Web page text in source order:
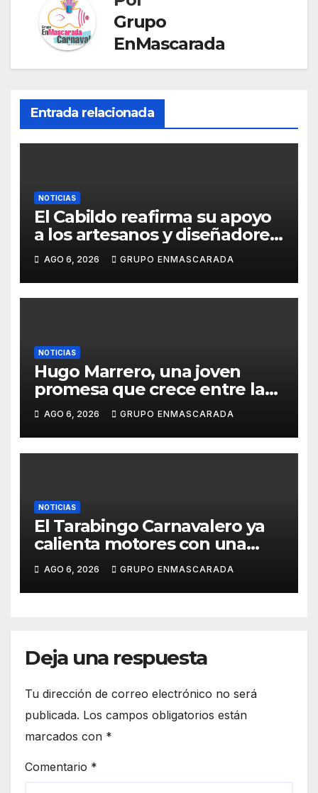
Grupo
EnMascarada
Entrada relacionada
NOTICIAS
El Cabildo reafirma su apoyo
a los artesanos y diseñadores
del Carnaval de Tenerife
AGO 6, 2026 GRUPO ENMASCARADA
NOTICIAS
Hugo Marrero, una joven
promesa que crece entre la
música y la pasión por el
Carnaval
AGO 6, 2026 GRUPO ENMASCARADA
NOTICIAS
El Tarabingo Carnavalero ya
calienta motores con una
nueva edición cargada de
sorpresas
AGO 6, 2026 GRUPO ENMASCARADA
Deja una respuesta
Tu dirección de correo electrónico no será
publicada. Los campos obligatorios están
marcados con *
Comentario *